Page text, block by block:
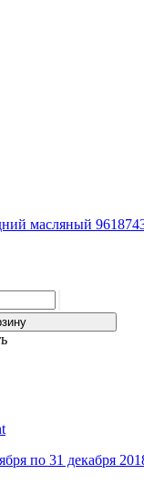
масляный
по 31 декабря